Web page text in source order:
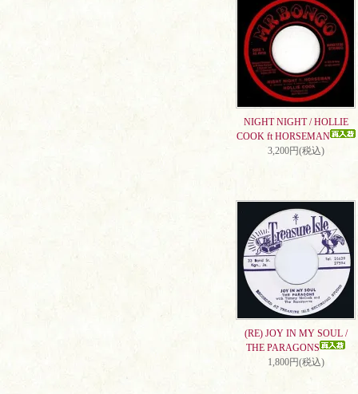
NIGHT NIGHT / HOLLIE
COOK ft HORSEMAN
3,200円(税込)
(RE) JOY IN MY SOUL /
THE PARAGONS
1,800円(税込)